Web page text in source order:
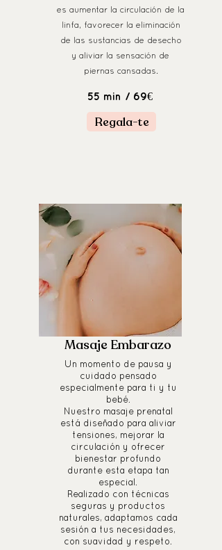
es aumentar la circulación de la
linfa, favorecer la eliminación
de las sustancias de desecho
y aliviar la sensación de
piernas cansadas.
55 min / 69€
Regala-te
Masaje Embarazo
Un momento de pausa y
cuidado pensado
especialmente para ti y tu
bebé.
Nuestro masaje prenatal
está diseñado para aliviar
tensiones, mejorar la
circulación y ofrecer
bienestar profundo
durante esta etapa tan
especial.
Realizado con técnicas
seguras y productos
naturales, adaptamos cada
sesión a tus necesidades,
con suavidad y respeto.